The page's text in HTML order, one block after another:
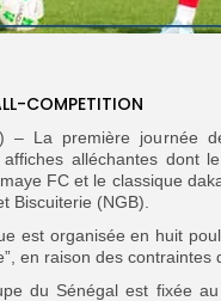
COMPETITION
– La première journée
alléchantes dont
FC et le classique
Biscuiterie (NGB).
est organisée en huit
en raison des contraintes
du Sénégal est fixée